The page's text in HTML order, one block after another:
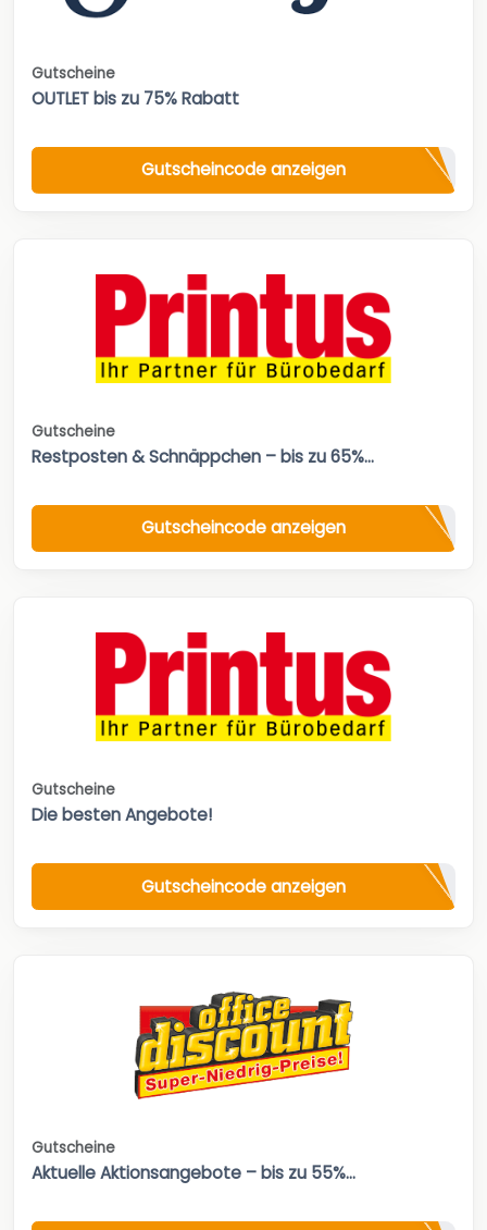
Gutscheine
OUTLET bis zu 75% Rabatt
Gutscheincode anzeigen
Gutscheine
Restposten & Schnäppchen – bis zu 65%...
Gutscheincode anzeigen
Gutscheine
Die besten Angebote!
Gutscheincode anzeigen
Gutscheine
Aktuelle Aktionsangebote – bis zu 55%...